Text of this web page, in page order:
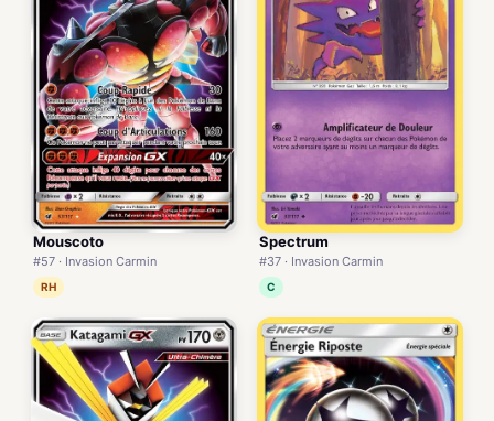
Mouscoto
#57 · Invasion Carmin
RH
Spectrum
#37 · Invasion Carmin
C